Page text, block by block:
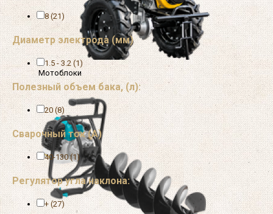
Мотоблоки
8 (21)
Диаметр электрода (мм)
1.5 - 3.2 (1)
Полезный объем бака, (л):
20 (8)
Сварочный ток (А)
40-130 (1)
Регулятор угла наклона:
+ (27)